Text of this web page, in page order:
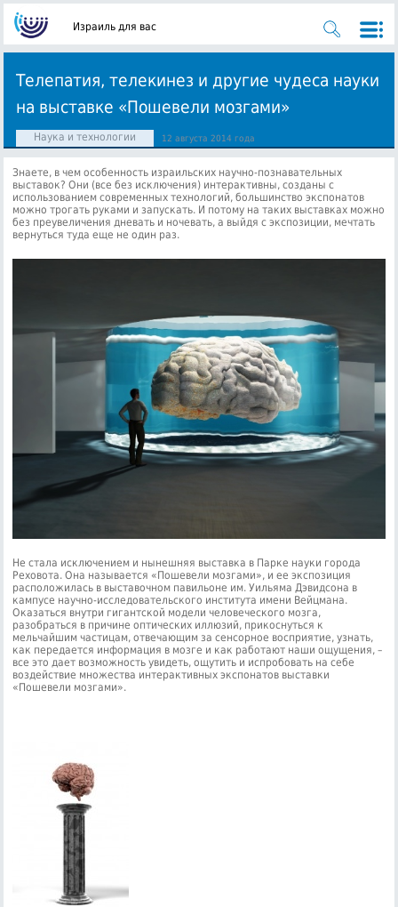
Израиль для вас
Телепатия, телекинез и другие чудеса науки
на выставке «Пошевели мозгами»
Наука и технологии 12 августа 2014 года
Знаете, в чем особенность израильских научно-познавательных
выставок? Они (все без исключения) интерактивны, созданы с
использованием современных технологий, большинство экспонатов
можно трогать руками и запускать. И потому на таких выставках можно
без преувеличения дневать и ночевать, а выйдя с экспозиции, мечтать
вернуться туда еще не один раз.
Не стала исключением и нынешняя выставка в Парке науки города
Реховота. Она называется «Пошевели мозгами», и ее экспозиция
расположилась в выставочном павильоне им. Уильяма Дэвидсона в
кампусе научно-исследовательского института имени Вейцмана.
Оказаться внутри гигантской модели человеческого мозга,
разобраться в причине оптических иллюзий, прикоснуться к
мельчайшим частицам, отвечающим за сенсорное восприятие, узнать,
как передается информация в мозге и как работают наши ощущения, –
все это дает возможность увидеть, ощутить и испробовать на себе
воздействие множества интерактивных экспонатов выставки
«Пошевели мозгами».